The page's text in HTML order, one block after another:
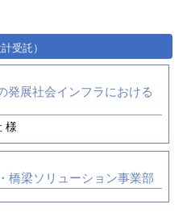
組み
HULL（Rules）/CSRとのイ
マニシのご紹介 ―
み～現場支援・艤装設計支
マニシのご紹介 ―
受託）
発展社会インフラにおける
様
橋梁ソリューション事業部